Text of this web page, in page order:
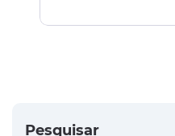
Pesquisar